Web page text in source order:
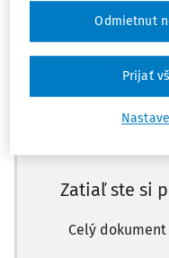
Zatiaľ ste si
Celý
Odmietnut
Prijať